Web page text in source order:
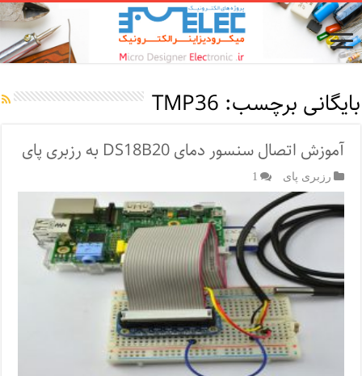
بایگانی برچسب: TMP36
آموزش اتصال سنسور دمای DS18B20 به رزبری پای
رزبری پای 1